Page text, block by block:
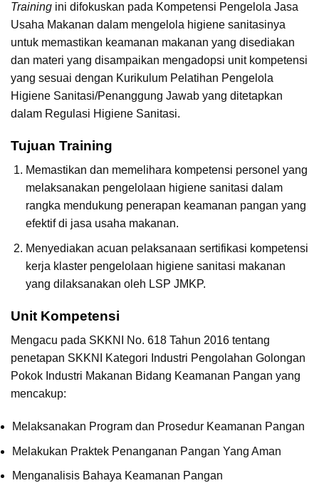
Training ini difokuskan pada Kompetensi Pengelola Jasa
Usaha Makanan dalam mengelola higiene sanitasinya
untuk memastikan keamanan makanan yang disediakan
dan materi yang disampaikan mengadopsi unit kompetensi
yang sesuai dengan Kurikulum Pelatihan Pengelola
Higiene Sanitasi/Penanggung Jawab yang ditetapkan
dalam Regulasi Higiene Sanitasi.
Tujuan Training
Memastikan dan memelihara kompetensi personel yang
melaksanakan pengelolaan higiene sanitasi dalam
rangka mendukung penerapan keamanan pangan yang
efektif di jasa usaha makanan.
Menyediakan acuan pelaksanaan sertifikasi kompetensi
kerja klaster pengelolaan higiene sanitasi makanan
yang dilaksanakan oleh LSP JMKP.
Unit Kompetensi
Mengacu pada SKKNI No. 618 Tahun 2016 tentang
penetapan SKKNI Kategori Industri Pengolahan Golongan
Pokok Industri Makanan Bidang Keamanan Pangan yang
mencakup:
Melaksanakan Program dan Prosedur Keamanan Pangan
Melakukan Praktek Penanganan Pangan Yang Aman
Menganalisis Bahaya Keamanan Pangan